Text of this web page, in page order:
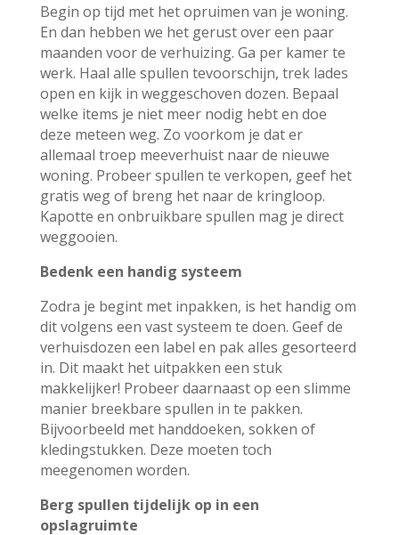
Begin op tijd met het opruimen van je woning.
En dan hebben we het gerust over een paar
maanden voor de verhuizing. Ga per kamer te
werk. Haal alle spullen tevoorschijn, trek lades
open en kijk in weggeschoven dozen. Bepaal
welke items je niet meer nodig hebt en doe
deze meteen weg. Zo voorkom je dat er
allemaal troep meeverhuist naar de nieuwe
woning. Probeer spullen te verkopen, geef het
gratis weg of breng het naar de kringloop.
Kapotte en onbruikbare spullen mag je direct
weggooien.
Bedenk een handig systeem
Zodra je begint met inpakken, is het handig om
dit volgens een vast systeem te doen. Geef de
verhuisdozen een label en pak alles gesorteerd
in. Dit maakt het uitpakken een stuk
makkelijker! Probeer daarnaast op een slimme
manier breekbare spullen in te pakken.
Bijvoorbeeld met handdoeken, sokken of
kledingstukken. Deze moeten toch
meegenomen worden.
Berg spullen tijdelijk op in een
opslagruimte